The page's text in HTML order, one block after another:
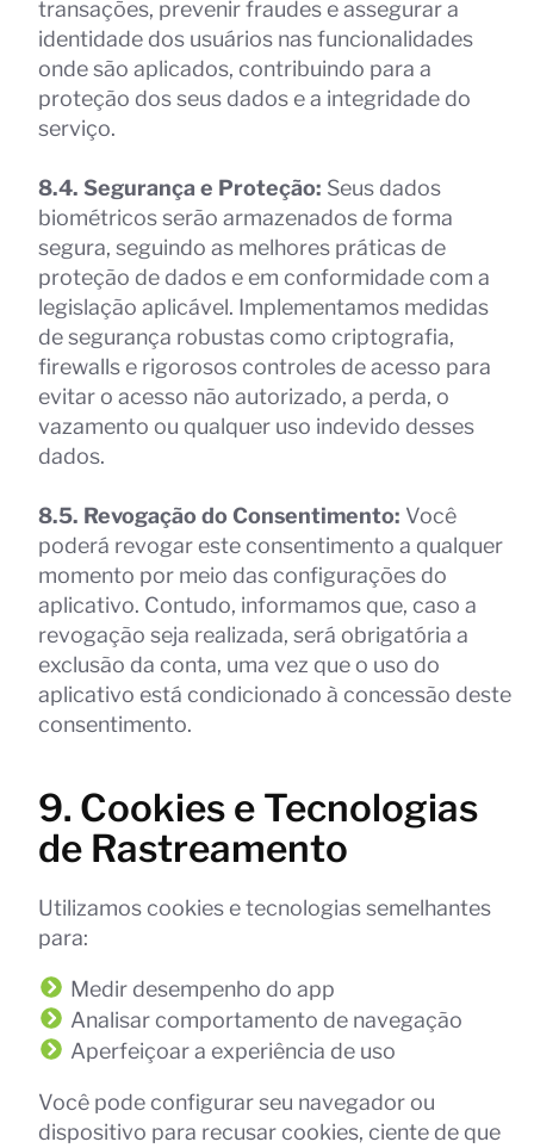
transações, prevenir fraudes e assegurar a
identidade dos usuários nas funcionalidades
onde são aplicados, contribuindo para a
proteção dos seus dados e a integridade do
serviço.
8.4. Segurança e Proteção: Seus dados
biométricos serão armazenados de forma
segura, seguindo as melhores práticas de
proteção de dados e em conformidade com a
legislação aplicável. Implementamos medidas
de segurança robustas como criptografia,
firewalls e rigorosos controles de acesso para
evitar o acesso não autorizado, a perda, o
vazamento ou qualquer uso indevido desses
dados.
8.5. Revogação do Consentimento: Você
poderá revogar este consentimento a qualquer
momento por meio das configurações do
aplicativo. Contudo, informamos que, caso a
revogação seja realizada, será obrigatória a
exclusão da conta, uma vez que o uso do
aplicativo está condicionado à concessão deste
consentimento.
9. Cookies e Tecnologias
de Rastreamento
Utilizamos cookies e tecnologias semelhantes
para:
Medir desempenho do app
Analisar comportamento de navegação
Aperfeiçoar a experiência de uso
Você pode configurar seu navegador ou
dispositivo para recusar cookies, ciente de que